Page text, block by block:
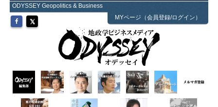
ODYSSEY Geopolitics & Business
MYページ（会員登録/ログイン）